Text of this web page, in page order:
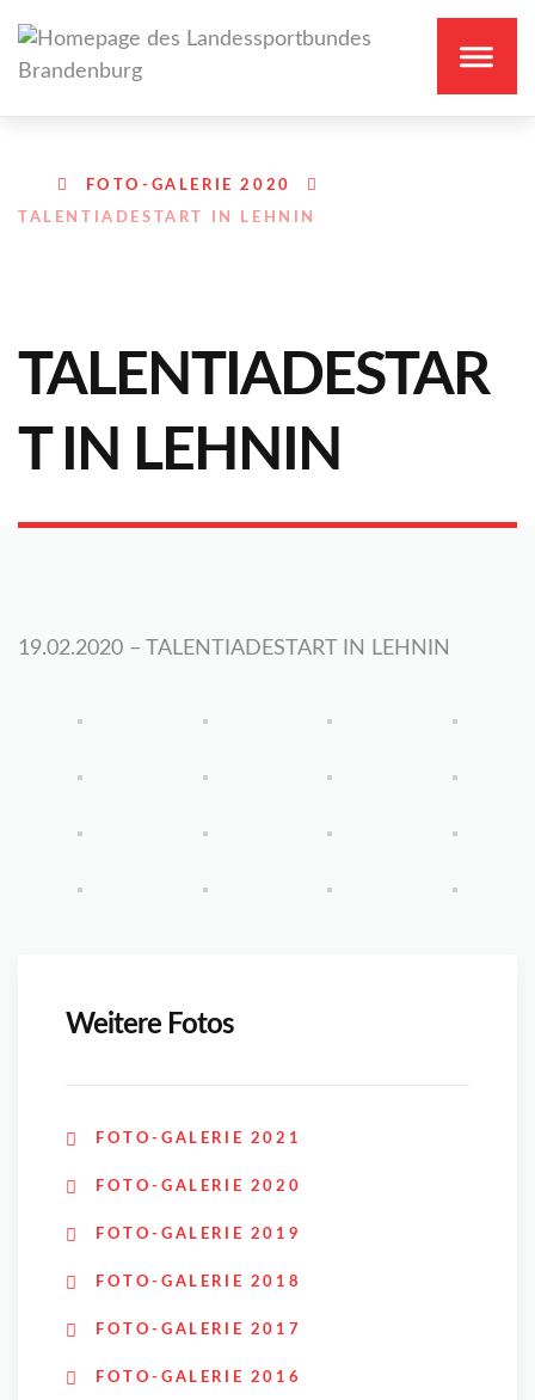
FOTO-GALERIE 2020
TALENTIADESTART IN LEHNIN
TALENTIADESTAR
T IN LEHNIN
19.02.2020 – TALENTIADESTART IN LEHNIN
Weitere Fotos
FOTO-GALERIE 2021
FOTO-GALERIE 2020
FOTO-GALERIE 2019
FOTO-GALERIE 2018
FOTO-GALERIE 2017
FOTO-GALERIE 2016